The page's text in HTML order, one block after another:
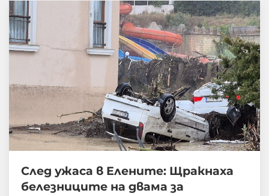
След ужаса в Елените: Щракнаха
белезниците на двама за